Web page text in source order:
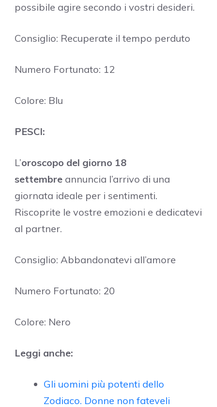
possibile agire secondo i vostri desideri.
Consiglio: Recuperate il tempo perduto
Numero Fortunato: 12
Colore: Blu
PESCI:
L’oroscopo del giorno 18
settembre annuncia l’arrivo di una
giornata ideale per i sentimenti.
Riscoprite le vostre emozioni e dedicatevi
al partner.
Consiglio: Abbandonatevi all’amore
Numero Fortunato: 20
Colore: Nero
Leggi anche:
Gli uomini più potenti dello
Zodiaco. Donne non fateveli